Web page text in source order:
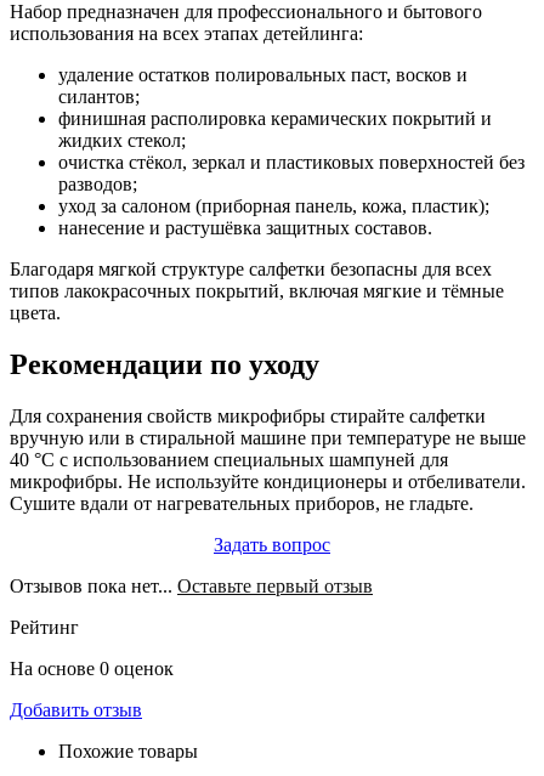
Набор предназначен для профессионального и бытового
использования на всех этапах детейлинга:
удаление остатков полировальных паст, восков и
силантов;
финишная располировка керамических покрытий и
жидких стекол;
очистка стёкол, зеркал и пластиковых поверхностей без
разводов;
уход за салоном (приборная панель, кожа, пластик);
нанесение и растушёвка защитных составов.
Благодаря мягкой структуре салфетки безопасны для всех
типов лакокрасочных покрытий, включая мягкие и тёмные
цвета.
Рекомендации по уходу
Для сохранения свойств микрофибры стирайте салфетки
вручную или в стиральной машине при температуре не выше
40 °C с использованием специальных шампуней для
микрофибры. Не используйте кондиционеры и отбеливатели.
Сушите вдали от нагревательных приборов, не гладьте.
Задать вопрос
Отзывов пока нет... Оставьте первый отзыв
Рейтинг
На основе 0 оценок
Добавить отзыв
Похожие товары